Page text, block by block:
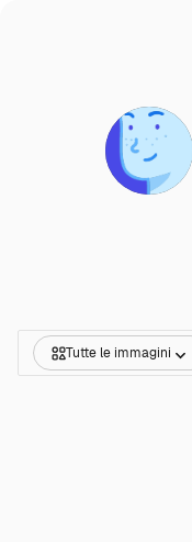
Tutte le immagini